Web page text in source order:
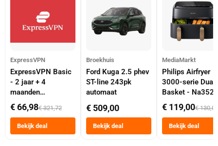
ExpressVPN
ExpressVPN Basic
- 2 jaar + 4
maanden
abonnement
€ 66,98€ 321,72
Bekijk deal
Broekhuis
Ford Kuga 2.5 phev
ST-line 243pk
automaat
€ 509,00
Bekijk deal
MediaMarkt
Philips Airfryer
3000-serie Dual
Basket -
Dubbele Mand 9
Tot 6 Personen
Heteluchtfriteuse
Zwart
€ 119,00€ 130,00
Bekijk deal